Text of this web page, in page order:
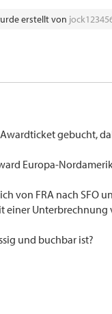
erstellt von
gebucht,
Europa-
von FRA nach SFO
einer
und buchbar ist?